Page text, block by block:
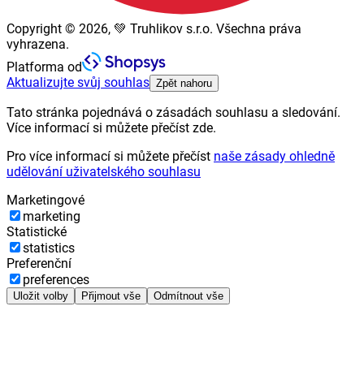
Copyright © 2026, 💚 Truhlikov s.r.o. Všechna práva
vyhrazena.
Platforma od
Aktualizujte svůj souhlas Zpět nahoru
Tato stránka pojednává o zásadách souhlasu a sledování.
Více informací si můžete přečíst zde.
Pro více informací si můžete přečíst naše zásady ohledně
udělování uživatelského souhlasu
Marketingové
marketing
Statistické
statistics
Preferenční
preferences
Uložit volby Přijmout vše Odmítnout vše